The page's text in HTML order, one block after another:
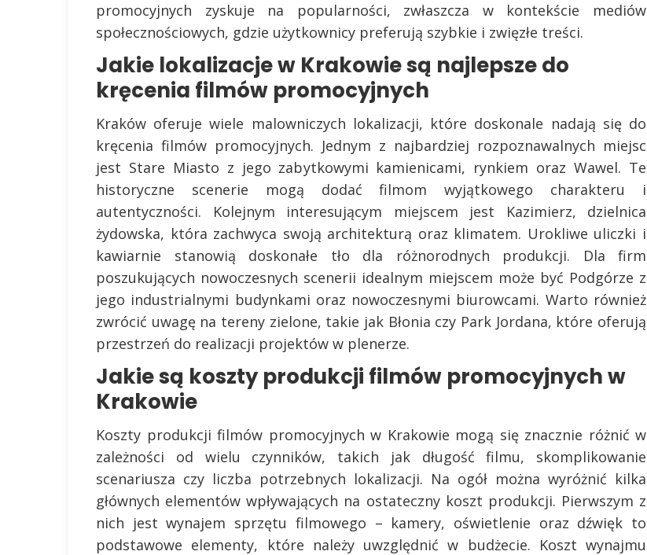
promocyjnych zyskuje na popularności, zwłaszcza w kontekście mediów
społecznościowych, gdzie użytkownicy preferują szybkie i zwięzłe treści.
Jakie lokalizacje w Krakowie są najlepsze do
kręcenia filmów promocyjnych
Kraków oferuje wiele malowniczych lokalizacji, które doskonale nadają się do
kręcenia filmów promocyjnych. Jednym z najbardziej rozpoznawalnych miejsc
jest Stare Miasto z jego zabytkowymi kamienicami, rynkiem oraz Wawel. Te
historyczne scenerie mogą dodać filmom wyjątkowego charakteru i
autentyczności. Kolejnym interesującym miejscem jest Kazimierz, dzielnica
żydowska, która zachwyca swoją architekturą oraz klimatem. Urokliwe uliczki i
kawiarnie stanowią doskonałe tło dla różnorodnych produkcji. Dla firm
poszukujących nowoczesnych scenerii idealnym miejscem może być Podgórze z
jego industrialnymi budynkami oraz nowoczesnymi biurowcami. Warto również
zwrócić uwagę na tereny zielone, takie jak Błonia czy Park Jordana, które oferują
przestrzeń do realizacji projektów w plenerze.
Jakie są koszty produkcji filmów promocyjnych w
Krakowie
Koszty produkcji filmów promocyjnych w Krakowie mogą się znacznie różnić w
zależności od wielu czynników, takich jak długość filmu, skomplikowanie
scenariusza czy liczba potrzebnych lokalizacji. Na ogół można wyróżnić kilka
głównych elementów wpływających na ostateczny koszt produkcji. Pierwszym z
nich jest wynajem sprzętu filmowego – kamery, oświetlenie oraz dźwięk to
podstawowe elementy, które należy uwzględnić w budżecie. Koszt wynajmu